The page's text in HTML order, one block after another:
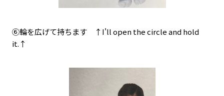
⑥輪を広げて持ちます ↑I'll open the circle and hold
it.↑